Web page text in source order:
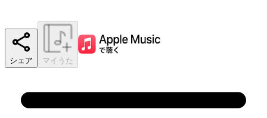
シェア マイうた